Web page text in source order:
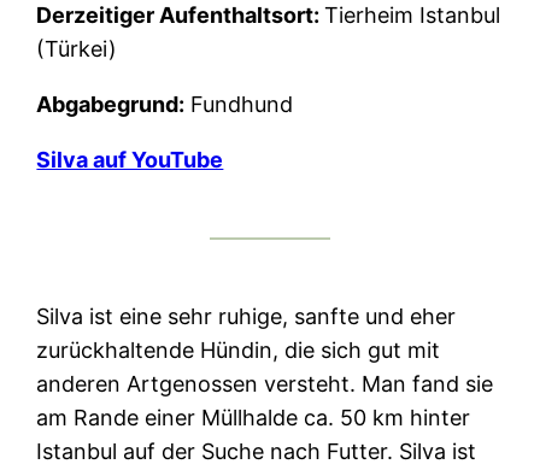
Derzeitiger Aufenthaltsort:Tierheim Istanbul
(Türkei)
Abgabegrund: Fundhund
Silva auf YouTube
Silva ist eine sehr ruhige, sanfte und eher
zurückhaltende Hündin, die sich gut mit
anderen Artgenossen versteht. Man fand sie
am Rande einer Müllhalde ca. 50 km hinter
Istanbul auf der Suche nach Futter. Silva ist